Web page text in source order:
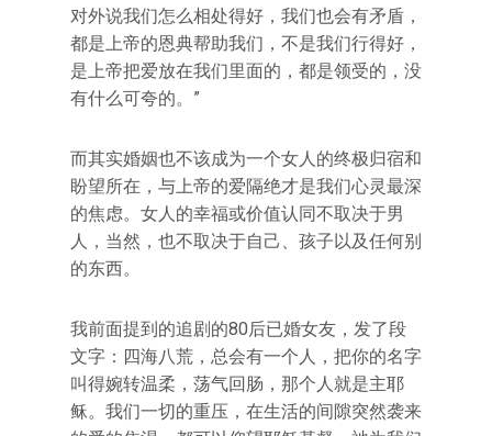
对外说我们怎么相处得好，我们也会有矛盾，
都是上帝的恩典帮助我们，不是我们行得好，
是上帝把爱放在我们里面的，都是领受的，没
有什么可夸的。”
而其实婚姻也不该成为一个女人的终极归宿和
盼望所在，与上帝的爱隔绝才是我们心灵最深
的焦虑。女人的幸福或价值认同不取决于男
人，当然，也不取决于自己、孩子以及任何别
的东西。
我前面提到的追剧的80后已婚女友，发了段
文字：四海八荒，总会有一个人，把你的名字
叫得婉转温柔，荡气回肠，那个人就是主耶
稣。我们一切的重压，在生活的间隙突然袭来